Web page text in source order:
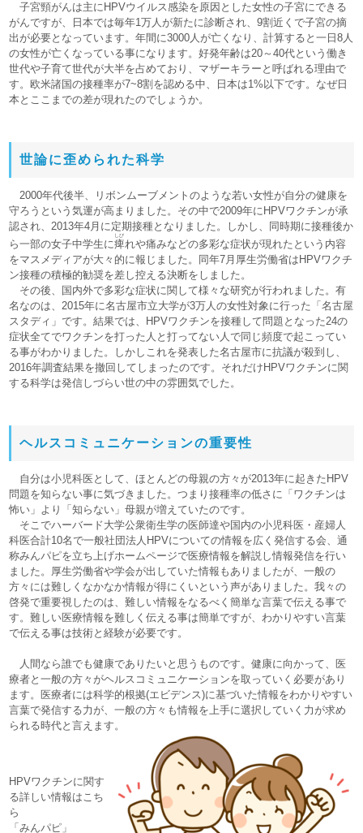
子宮頸がんは主にHPVウイルス感染を原因とした女性の子宮にできる
がんですが、日本では毎年1万人が新たに診断され、9割近くで子宮の摘
出が必要となっています。年間に3000人が亡くなり、計算すると一日8人
の女性が亡くなっている事になります。好発年齢は20～40代という働き
世代や子育て世代が大半を占めており、マザーキラーと呼ばれる理由で
す。欧米諸国の接種率が7~8割を認める中、日本は1%以下です。なぜ日
本とここまでの差が現れたのでしょうか。
世論に歪められた科学
2000年代後半、リボンムーブメントのような若い女性が自分の健康を
守ろうという気運が高まりました。その中で2009年にHPVワクチンが承
認され、2013年4月に定期接種となりました。しかし、同時期に接種後か
ら一部の女子中学生に痺
しび
れや痛みなどの多彩な症状が現れたという内容
をマスメディアが大々的に報じました。同年7月厚生労働省はHPVワクチ
ン接種の積極的勧奨を差し控える決断をしました。
その後、国内外で多彩な症状に関して様々な研究が行われました。有
名なのは、2015年に名古屋市立大学が3万人の女性対象に行った「名古屋
スタディ」です。結果では、HPVワクチンを接種して問題となった24の
症状全てでワクチンを打った人と打ってない人で同じ頻度で起こってい
る事がわかりました。しかしこれを発表した名古屋市に抗議が殺到し、
2016年調査結果を撤回してしまったのです。それだけHPVワクチンに関
する科学は発信しづらい世の中の雰囲気でした。
ヘルスコミュニケーションの重要性
自分は小児科医として、ほとんどの母親の方々が2013年に起きたHPV
問題を知らない事に気づきました。つまり接種率の低さに「ワクチンは
怖い」より「知らない」母親が増えていたのです。
そこでハーバード大学公衆衛生学の医師達や国内の小児科医・産婦人
科医合計10名で一般社団法人HPVについての情報を広く発信する会、通
称みんパピを立ち上げホームページで医療情報を解説し情報発信を行い
ました。厚生労働省や学会が出していた情報もありましたが、一般の
方々には難しくなかなか情報が得にくいという声がありました。我々の
啓発で重要視したのは、難しい情報をなるべく簡単な言葉で伝える事で
す。難しい医療情報を難しく伝える事は簡単ですが、わかりやすい言葉
で伝える事は技術と経験が必要です。
人間なら誰でも健康でありたいと思うものです。健康に向かって、医
療者と一般の方々がヘルスコミュニケーションを取っていく必要があり
ます。医療者には科学的根拠(エビデンス)に基づいた情報をわかりやすい
言葉で発信する力が、一般の方々も情報を上手に選択していく力が求め
られる時代と言えます。
HPVワクチンに関す
る詳しい情報はこち
ら
「みんパピ」